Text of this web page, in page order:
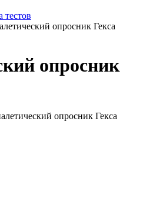
тестов
опросник Гекса
опросник
опросник Гекса